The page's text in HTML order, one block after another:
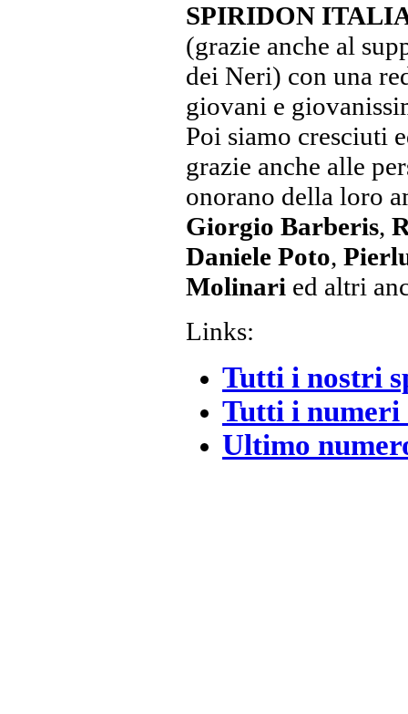
SPIRIDON
(grazie anche al
dei Neri) con una
giovani e
Poi siamo cresciuti
grazie anche alle
onorano della loro
Giorgio Barberis,
Daniele Poto,
Molinari ed altri
Links:
Tutti i nostri
Tutti i numeri
Ultimo